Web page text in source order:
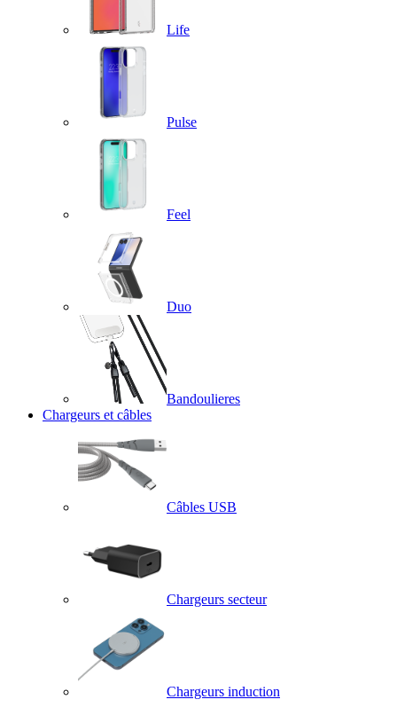
Life
Pulse
Feel
Duo
Bandoulieres
Chargeurs et câbles
Câbles USB
Chargeurs secteur
Chargeurs induction